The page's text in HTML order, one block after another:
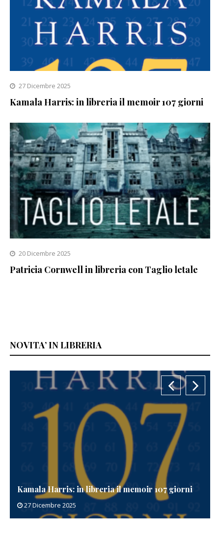
27 Dicembre 2025
Kamala Harris: in libreria il memoir 107 giorni
20 Dicembre 2025
Patricia Cornwell in libreria con Taglio letale
NOVITA’ IN LIBRERIA
Kamala Harris: in libreria il memoir 107 giorni
27 Dicembre 2025